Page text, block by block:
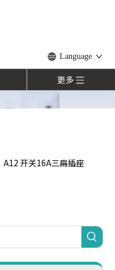
Language
更多
A12 开关16A三扁插座